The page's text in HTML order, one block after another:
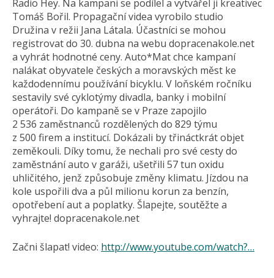
Radio Hey. Na kampani se podílel a vytvářel ji kreativec
Tomáš Bořil. Propagační videa vyrobilo studio
Družina v režii Jana Látala. Účastníci se mohou
registrovat do 30. dubna na webu dopracenakole.net
a vyhrát hodnotné ceny. Auto*Mat chce kampaní
nalákat obyvatele českých a moravských měst ke
každodennímu používání bicyklu. V loňském ročníku
sestavily své cyklotýmy divadla, banky i mobilní
operátoři. Do kampaně se v Praze zapojilo
2 536 zaměstnanců rozdělených do 829 týmu
z 500 firem a institucí. Dokázali by třináctkrát objet
zeměkouli. Díky tomu, že nechali pro své cesty do
zaměstnání auto v garáži, ušetřili 57 tun oxidu
uhličitého, jenž způsobuje změny klimatu. Jízdou na
kole uspořili dva a půl milionu korun za benzín,
opotřebení aut a poplatky. Šlapejte, soutěžte a
vyhrajte! dopracenakole.net
Začni šlapat! video: http://www.youtube.com/watch?…